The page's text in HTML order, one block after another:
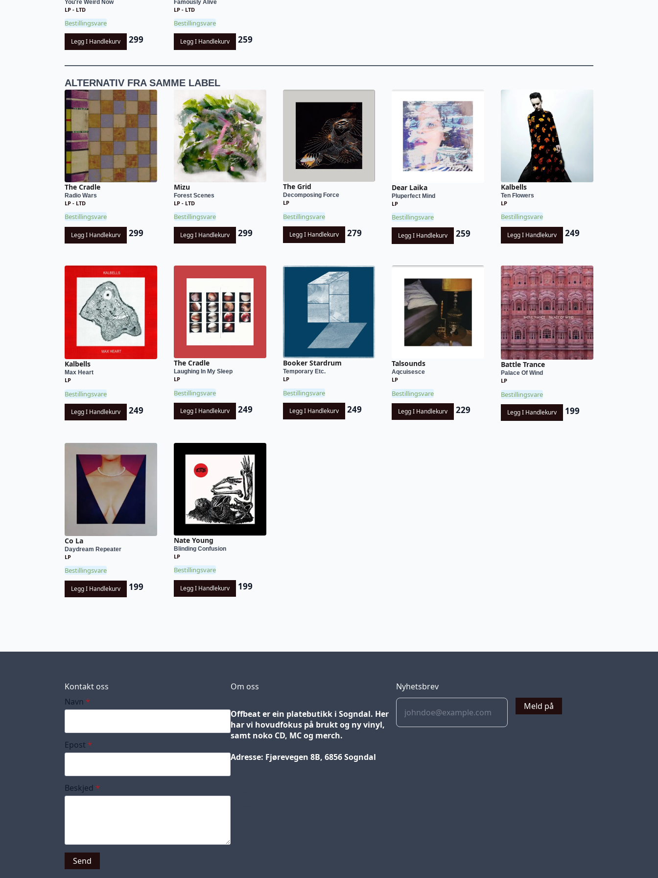
You're Weird Now
LP - LTD
Bestillingsvare
Legg I Handlekurv 299
Famously Alive
LP - LTD
Bestillingsvare
Legg I Handlekurv 259
ALTERNATIV FRA SAMME LABEL
The Cradle
Radio Wars
LP - LTD
Bestillingsvare
Legg I Handlekurv 299
Mizu
Forest Scenes
LP - LTD
Bestillingsvare
Legg I Handlekurv 299
The Grid
Decomposing Force
LP
Bestillingsvare
Legg I Handlekurv 279
Dear Laika
Pluperfect Mind
LP
Bestillingsvare
Legg I Handlekurv 259
Kalbells
Ten Flowers
LP
Bestillingsvare
Legg I Handlekurv 249
Kalbells
Max Heart
LP
Bestillingsvare
Legg I Handlekurv 249
The Cradle
Laughing In My Sleep
LP
Bestillingsvare
Legg I Handlekurv 249
Booker Stardrum
Temporary Etc.
LP
Bestillingsvare
Legg I Handlekurv 249
Talsounds
Aqcuisesce
LP
Bestillingsvare
Legg I Handlekurv 229
Battle Trance
Palace Of Wind
LP
Bestillingsvare
Legg I Handlekurv 199
Co La
Daydream Repeater
LP
Bestillingsvare
Legg I Handlekurv 199
Nate Young
Blinding Confusion
LP
Bestillingsvare
Legg I Handlekurv 199
Kontakt oss
Navn *
Epost *
Beskjed *
Send
Om oss
Offbeat er ein platebutikk i Sogndal. Her
har vi hovudfokus på brukt og ny vinyl,
samt noko CD, MC og merch.
Adresse: Fjørevegen 8B, 6856 Sogndal
Blog
Nyhetsbrev
Meld på